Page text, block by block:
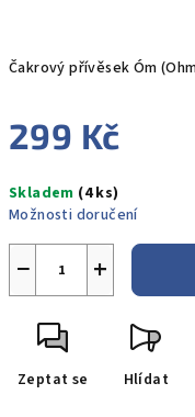
Čakrový přívěsek Óm
299 Kč
cena:
Skladem (4 ks)
Možnosti doručení
+
−
Zeptat se Hlídat